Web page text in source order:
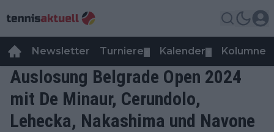
Newsletter Turniere Kalender Kolumnen
Auslosung Belgrade Open 2024
mit De Minaur, Cerundolo,
Lehecka, Nakashima und Navone